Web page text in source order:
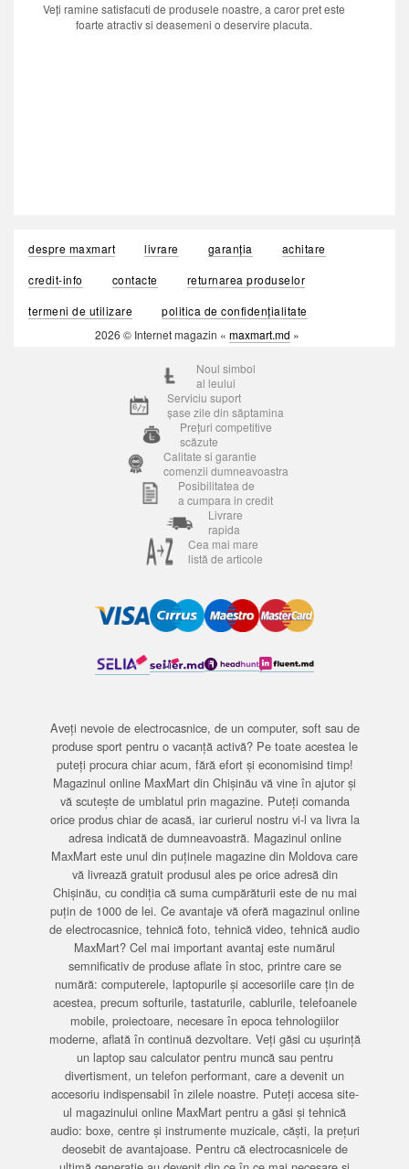
Veți ramine satisfacuti de produsele noastre, a caror pret este
foarte atractiv si deasemeni o deservire placuta.
despre maxmart livrare garanția
achitare
credit-info
contacte
returnarea produselor
termeni de utilizare
politica de confidențialitate
2026 © Internet magazin « maxmart.md »
Noul simbol
al leului
Serviciu suport
șase zile din săptamina
Prețuri competitive
scăzute
Calitate si garantie
comenzii dumneavoastra
Posibilitatea de
a cumpara in credit
Livrare
rapida
Cea mai mare
listă de articole
Aveți nevoie de electrocasnice, de un computer, soft sau de
produse sport pentru o vacanță activă? Pe toate acestea le
puteți procura chiar acum, fără efort și economisind timp!
Magazinul online MaxMart din Chișinău vă vine în ajutor și
vă scutește de umblatul prin magazine. Puteți comanda
orice produs chiar de acasă, iar curierul nostru vi-l va livra la
adresa indicată de dumneavoastră. Magazinul online
MaxMart este unul din puținele magazine din Moldova care
vă livrează gratuit produsul ales pe orice adresă din
Chișinău, cu condiția că suma cumpărăturii este de nu mai
puțin de 1000 de lei. Ce avantaje vă oferă magazinul online
de electrocasnice, tehnică foto, tehnică video, tehnică audio
MaxMart? Cel mai important avantaj este numărul
semnificativ de produse aflate în stoc, printre care se
numără: computerele, laptopurile și accesoriile care țin de
acestea, precum softurile, tastaturile, cablurile, telefoanele
mobile, proiectoare, necesare în epoca tehnologiilor
moderne, aflată în continuă dezvoltare. Veți găsi cu ușurință
un laptop sau calculator pentru muncă sau pentru
divertisment, un telefon performant, care a devenit un
accesoriu indispensabil în zilele noastre. Puteți accesa site-
ul magazinului online MaxMart pentru a găsi și tehnică
audio: boxe, centre și instrumente muzicale, căști, la prețuri
deosebit de avantajoase. Pentru că electrocasnicele de